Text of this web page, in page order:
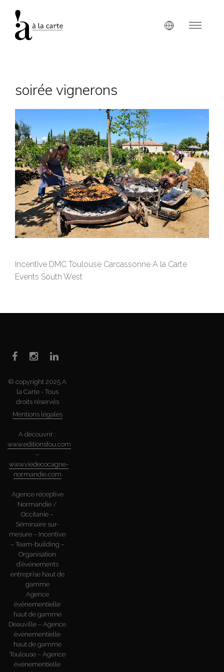
soirée vignerons
Incentive DMC Toulouse Carcassonne A la Carte
Events South West
© copyright 2025 A
la Carte - Tous
droits réservés
Mentions légales
A découvrir :
www.editionsfou.com
–
www.viedecocagne-
normandie.com
Agence réceptive
Normandie /
Occitanie –
Séminaire sur-
mesure – Incentive
– Team-building –
Organisation
d’événements
entreprise haut de
gamme
Agence
événementielle
haut de gamme
Deauville – Agence
événementielle
haut de gamme
Toulouse – Agence
événementielle